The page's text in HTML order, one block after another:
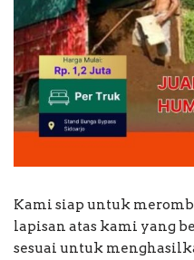
Kami siap untuk
lapisan atas kami yang
sesuai untuk